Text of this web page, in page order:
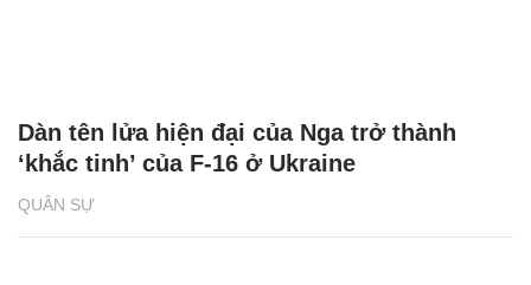
QUÂN SỰ
Dàn tên lửa hiện đại của Nga trở thành
‘khắc tinh’ của F-16 ở Ukraine